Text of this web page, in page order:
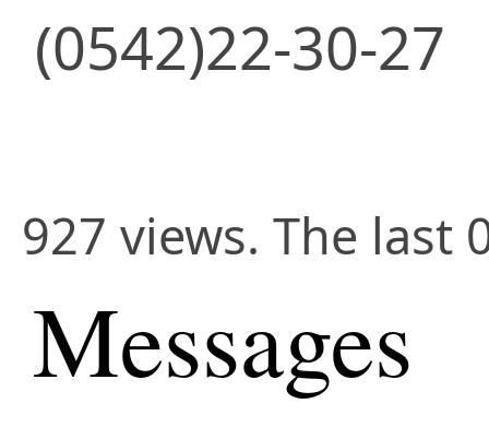
(0542)22-30-27
927 views. The last
Messages